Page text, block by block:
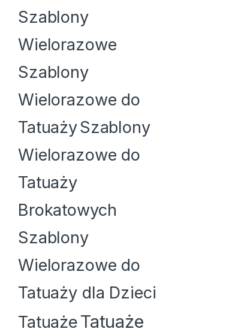
Szablony
Wielorazowe
Szablony
Wielorazowe do
TatuażySzablony
Wielorazowe do
Tatuaży
Brokatowych
Szablony
Wielorazowe do
Tatuaży dla Dzieci
TatuażeTatuaże